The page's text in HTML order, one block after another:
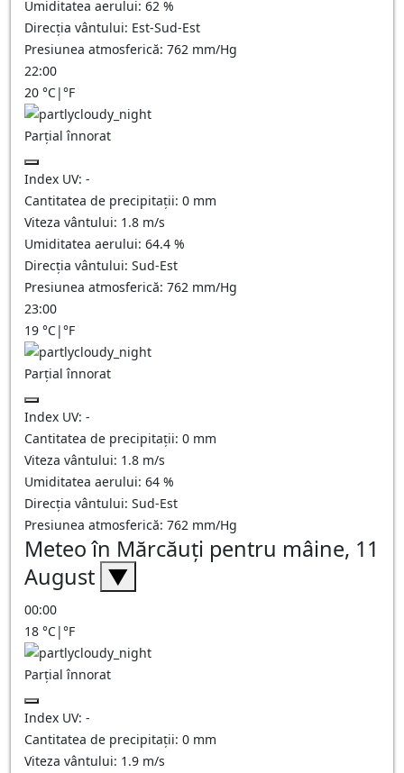
Umiditatea aerului: 62 %
Direcția vântului: Est-Sud-Est
Presiunea atmosferică: 762 mm/Hg
22:00
20 °C|°F
Parțial înnorat
Index UV: -
Cantitatea de precipitații: 0 mm
Viteza vântului: 1.8 m/s
Umiditatea aerului: 64.4 %
Direcția vântului: Sud-Est
Presiunea atmosferică: 762 mm/Hg
23:00
19 °C|°F
Parțial înnorat
Index UV: -
Cantitatea de precipitații: 0 mm
Viteza vântului: 1.8 m/s
Umiditatea aerului: 64 %
Direcția vântului: Sud-Est
Presiunea atmosferică: 762 mm/Hg
Meteo în Mărcăuţi pentru mâine, 11
August ▼
00:00
18 °C|°F
Parțial înnorat
Index UV: -
Cantitatea de precipitații: 0 mm
Viteza vântului: 1.9 m/s